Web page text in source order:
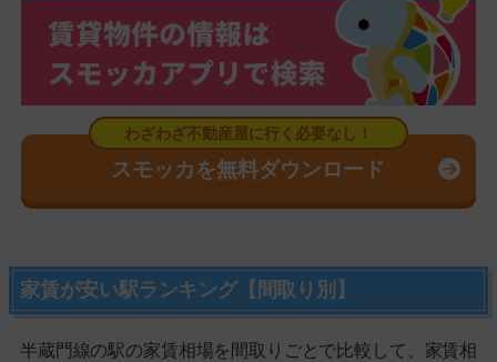
スモッカを無料ダウンロード
家賃が安い駅ランキング【間取り別】
半蔵門線の駅の家賃相場を間取りごとで比較して、家賃相